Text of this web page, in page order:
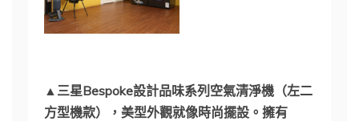
▲三星Bespoke設計品味系列空氣清淨機（左二
方型機款），美型外觀就像時尚擺設。擁有